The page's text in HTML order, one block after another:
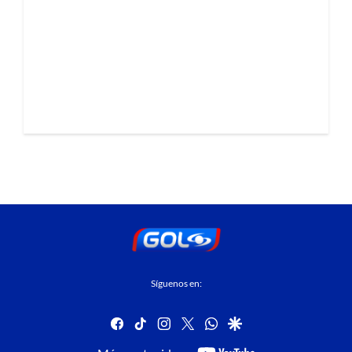
Síguenos en:
facebook
tiktok instagram
twitterwhatsapp
google